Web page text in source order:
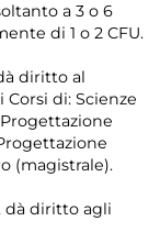
a 3 o 6
di 1 o 2 CFU.
diritto al
di: Scienze
(magistrale).
dà diritto agli